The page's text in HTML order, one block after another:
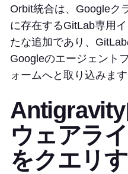
Orbit統合は、Googleク
に存在するGitLab専用
たな追加であり、
Googleのエージェント
ォームへと取り込みます
Antigravity
ウェアラ
をクエリ